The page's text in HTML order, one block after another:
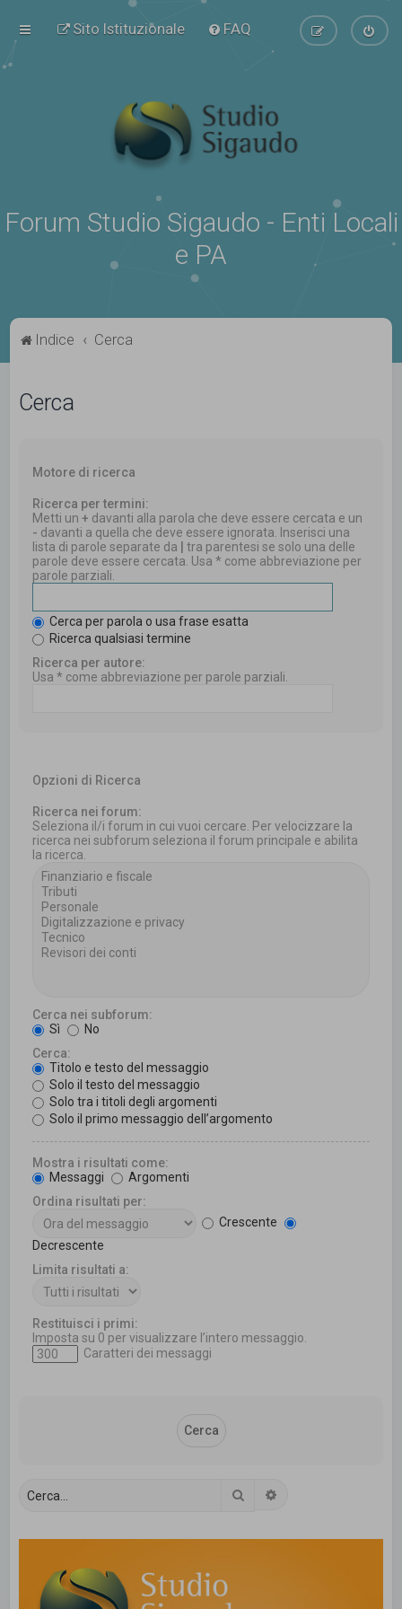
Sito Istituzionale FAQ
Forum Studio Sigaudo - Enti Locali
e PA
Indice Cerca
Cerca
Motore di ricerca
Ricerca per termini:
Metti un+ davanti alla parola che deve essere cercata e un
- davanti a quella che deve essere ignorata. Inserisci una
lista di parole separate da
tra parentesi se solo una delle
parole deve essere cercata. Usa * come abbreviazione per
parole parziali.
Cerca per parola o usa frase esatta
Ricerca qualsiasi termine
Ricerca per autore:
Usa * come abbreviazione per parole parziali.
Opzioni di Ricerca
Ricerca nei forum:
Seleziona il/i forum in cui vuoi cercare. Per velocizzare la
ricerca nei subforum seleziona il forum principale e abilita
la ricerca.
Cerca nei subforum:
Sì
No
Cerca:
Titolo e testo del messaggio
Solo il testo del messaggio
Solo tra i titoli degli argomenti
Solo il primo messaggio dell’argomento
Mostra i risultati come:
Messaggi
Argomenti
Ordina risultati per:
Crescente
Decrescente
Limita risultati a:
Restituisci i primi:
Imposta su 0 per visualizzare l’intero messaggio.
Caratteri dei messaggi
Cerca